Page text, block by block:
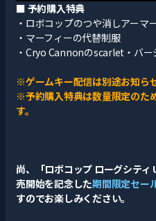
■ 予約購入特典
・ロボコップのつや消しアーマ
・マーフィーの代替制服
・Cryo Cannonのscarlet・バー
※ゲームキー配信は別途お知ら
※予約購入特典は数量限定のた
す。
尚、「ロボコップ ローグシテ
売開始を記念した期間限定セー
すのでお楽しみください。